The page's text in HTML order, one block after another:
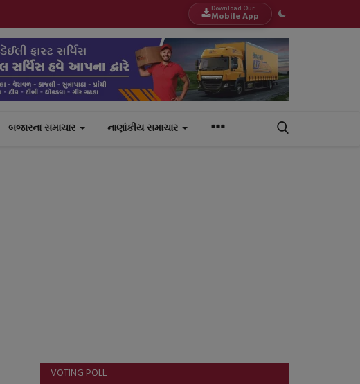
Download Our
Mobile App
બજારના સમાચાર નાણાંકીય સમાચાર
VOTING POLL